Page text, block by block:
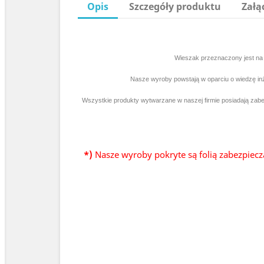
Opis Szczegóły produktu
Wieszak przeznaczony jest
Nasze wyroby powstają w oparciu o wiedzę
Wszystkie produkty wytwarzane w naszej firmie posiadają
*) Nasze wyroby pokryte są folią